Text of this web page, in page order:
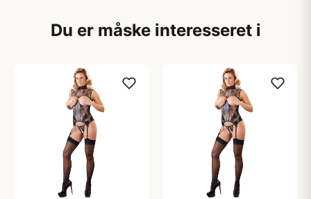
Du er måske interesseret i